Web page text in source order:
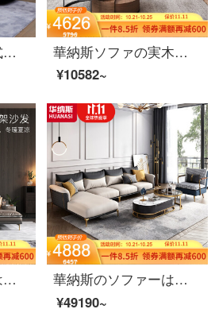
フィニのイタリア式極短ソファー黄色のすりつぶした砂の皮の本革は別荘の高級な客間を包んで、近代的で豪華な3人の位はTrapani-砂の頭の階の牛革を注文して作らせます。
華納斯ソファの実木ソファのリビングルームの小型本革ソファーのシングルソファーの北欧布芸の回転角ソファの深さと灰色のシートバッグ（P 20007 K）は単独で足を踏みます。
¥10582~
華納斯のソファーは軽くて贅沢な多機能の布芸のソファーの小さい部屋型の貴妃のソファーの組合せが簡単に現代に整頓して客間の家具のレベルアップの2人の位+左の貴妃
華納斯のソファーは軽奢な布芸ソファーの客間の科学技術布の角を回転して貴妃の位の真皮のソファーネットの赤い金のins風の小さい部屋型の単に手すりの2人の位+手すりのシングルの位がない+左の貴妃の位の雅青(ナノテクノロジーの皮)
¥49190~